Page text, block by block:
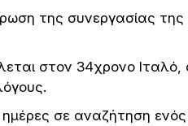
της συνεργασίας
στον 34χρονο
ημέρες σε αναζήτηση